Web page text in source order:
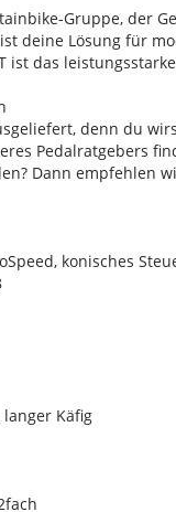
Gruppe, der
deine Lösung für
ist das
denn du
Pedalratgebers
Dann empfehlen
konisches
langer Käfig